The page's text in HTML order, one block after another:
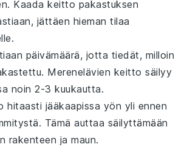
Kaada keitto pakastuksen
jättäen hieman tilaa
päivämäärä, jotta tiedät, milloin
Merenelävien keitto säilyy
noin 2-3 kuukautta.
hitaasti jääkaapissa yön yli ennen
Tämä auttaa säilyttämään
rakenteen ja maun.